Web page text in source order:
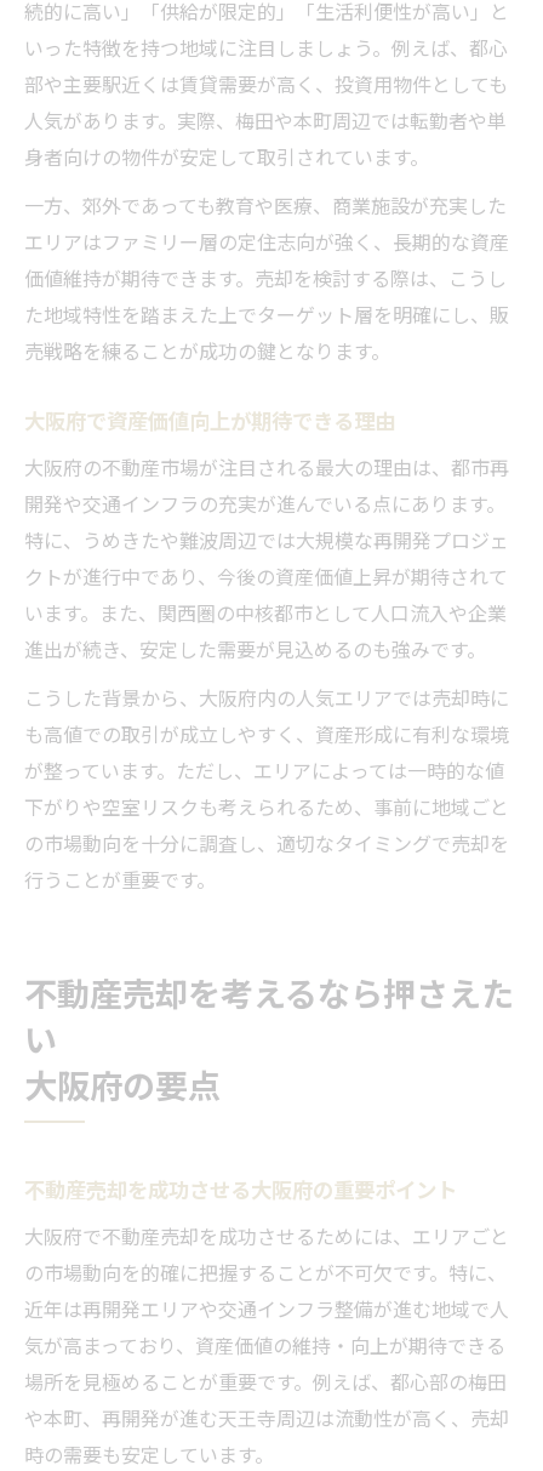
続的に高い」「供給が限定的」「生活利便性が高い」と
いった特徴を持つ地域に注目しましょう。例えば、都心
部や主要駅近くは賃貸需要が高く、投資用物件としても
人気があります。実際、梅田や本町周辺では転勤者や単
身者向けの物件が安定して取引されています。
一方、郊外であっても教育や医療、商業施設が充実した
エリアはファミリー層の定住志向が強く、長期的な資産
価値維持が期待できます。売却を検討する際は、こうし
た地域特性を踏まえた上でターゲット層を明確にし、販
売戦略を練ることが成功の鍵となります。
大阪府で資産価値向上が期待できる理由
大阪府の不動産市場が注目される最大の理由は、都市再
開発や交通インフラの充実が進んでいる点にあります。
特に、うめきたや難波周辺では大規模な再開発プロジェ
クトが進行中であり、今後の資産価値上昇が期待されて
います。また、関西圏の中核都市として人口流入や企業
進出が続き、安定した需要が見込めるのも強みです。
こうした背景から、大阪府内の人気エリアでは売却時に
も高値での取引が成立しやすく、資産形成に有利な環境
が整っています。ただし、エリアによっては一時的な値
下がりや空室リスクも考えられるため、事前に地域ごと
の市場動向を十分に調査し、適切なタイミングで売却を
行うことが重要です。
不動産売却を考えるなら押さえた
い
大阪府の要点
不動産売却を成功させる大阪府の重要ポイント
大阪府で不動産売却を成功させるためには、エリアごと
の市場動向を的確に把握することが不可欠です。特に、
近年は再開発エリアや交通インフラ整備が進む地域で人
気が高まっており、資産価値の維持・向上が期待できる
場所を見極めることが重要です。例えば、都心部の梅田
や本町、再開発が進む天王寺周辺は流動性が高く、売却
時の需要も安定しています。